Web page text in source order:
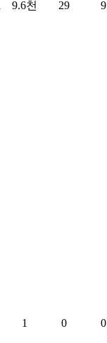
9.6천 29 9
1 0 0